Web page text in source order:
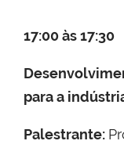
17:00 às 17:30
para a
Palestrante: